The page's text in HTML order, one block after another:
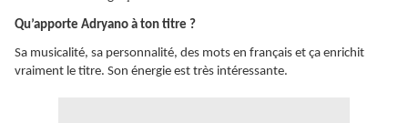
Qu’apporte Adryano à ton titre ?
Sa musicalité, sa personnalité, des mots en français et ça enrichit
vraiment le titre. Son énergie est très intéressante.